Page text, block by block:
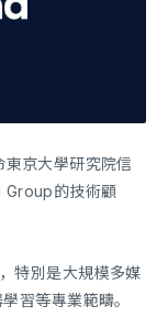
京大學研究院信
Group的技術顧
特別是大規模多媒
習等專業範疇。